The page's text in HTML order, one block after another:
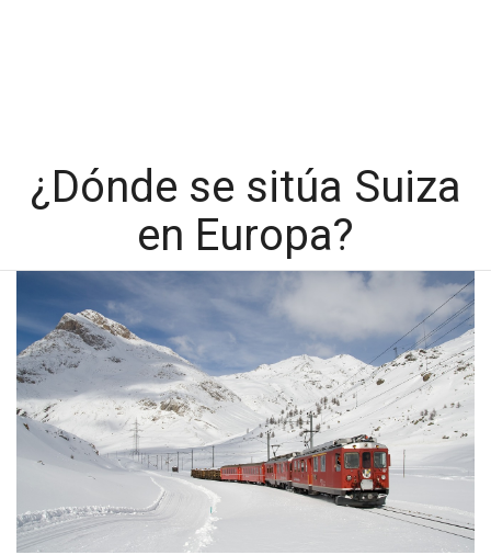
¿Dónde se sitúa Suiza
en Europa?